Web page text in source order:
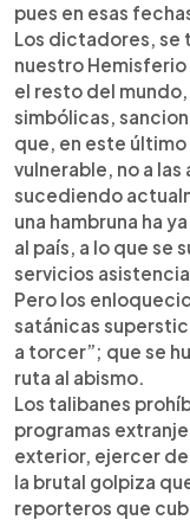
pues en esas
Los dictadores, se
nuestro Hemisferio
el resto del
simbólicas,
que, en este
vulnerable, no a
sucediendo
una hambruna ha
al país, a lo que se
servicios
Pero los
satánicas
a torcer”; que se
ruta al abismo.
Los talibanes
programas
exterior, ejercer
la brutal golpiza
reporteros que